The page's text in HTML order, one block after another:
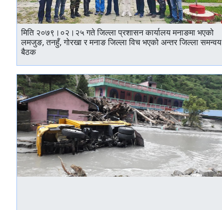
मिति २०७९।०२।२५ गते जिल्ला प्रशासन कार्यालय मनाङमा भएको
लमजुङ, तनहुँ, गोरखा र मनाङ जिल्ला विच भएको अन्तर जिल्ला समन्वय
बैठक